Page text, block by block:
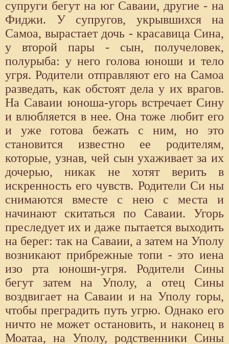
супруги бегут на юг Саваии, другие - на
Фиджи. У супругов, укрывшихся на
Самоа, вырастает дочь - красавица Сина,
у второй пары - сын, получеловек,
полурыба: у него голова юноши и тело
угря. Родители отправляют его на Самоа
разведать, как обстоят дела у их врагов.
На Саваии юноша-угорь встречает Сину
и влюбляется в нее. Она тоже любит его
и уже готова бежать с ним, но это
становится известно ее родителям,
которые, узнав, чей сын ухаживает за их
дочерью, никак не хотят верить в
искренность его чувств. Родители Си ны
снимаются вместе с нею с места и
начинают скитаться по Саваии. Угорь
преследует их и даже пытается выходить
на берег: так на Саваии, а затем на Уполу
возникают прибрежные топи - это иена
изо рта юноши-угря. Родители Сины
бегут затем на Уполу, а отец Сины
воздвигает на Саваии и на Уполу горы,
чтобы преградить путь угрю. Однако его
ничто не может остановить, и наконец в
Моатаа, на Уполу, родственники Сины